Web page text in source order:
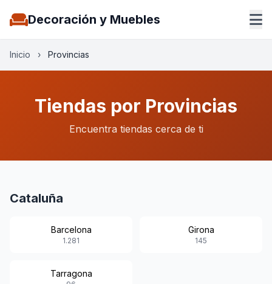
Decoración y Muebles
Inicio › Provincias
Tiendas por Provincias
Encuentra tiendas cerca de ti
Cataluña
Barcelona
1.281
Girona
145
Tarragona